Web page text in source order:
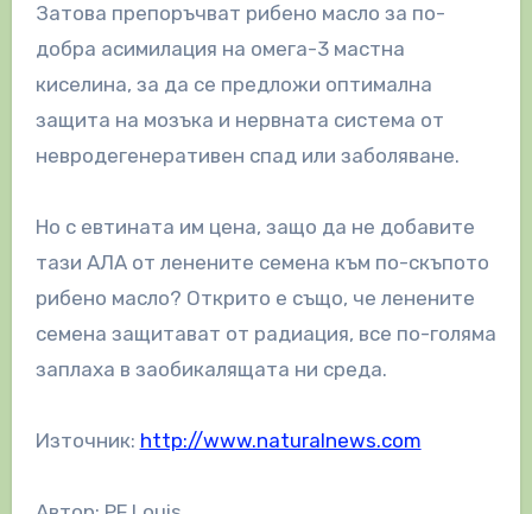
Затова препоръчват рибено масло за по-
добра асимилация на омега-3 мастна
киселина, за да се предложи оптимална
защита на мозъка и нервната система от
невродегенеративен спад или заболяване.
Но с евтината им цена, защо да не добавите
тази АЛА от ленените семена към по-скъпото
рибено масло? Открито е също, че ленените
семена защитават от радиация, все по-голяма
заплаха в заобикалящата ни среда.
Източник: http://www.naturalnews.com